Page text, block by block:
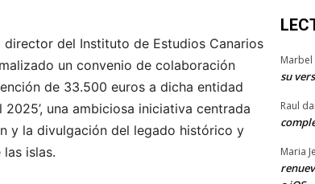
director del Instituto de Estudios Canarios
un convenio de colaboración
de 33.500 euros a dicha entidad
una ambiciosa iniciativa centrada
y la divulgación del legado histórico y
islas.
Marbel
su
Raul
Maria